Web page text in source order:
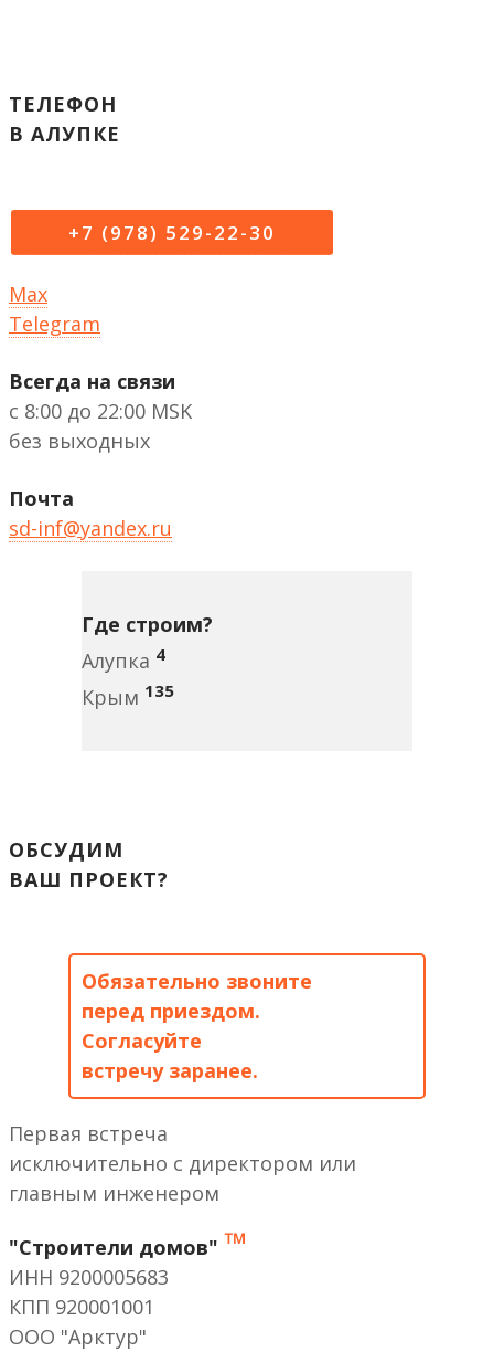
ТЕЛЕФОН
В АЛУПКЕ
+7 (978) 529-22-30
Max
Telegram
Всегда на связи
с 8:00 до 22:00 MSK
без выходных
Почта
sd-inf@yandex.ru
Где строим?
Алупка 4
Крым 135
ОБСУДИМ
ВАШ ПРОЕКТ?
Обязательно звоните
перед приездом.
Согласуйте
встречу заранее.
Первая встреча
исключительно с директором или
главным инженером
"Строители домов" ™
ИНН 9200005683
КПП 920001001
ООО "Арктур"